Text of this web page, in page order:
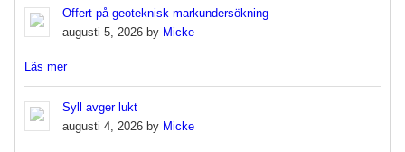
Offert på geoteknisk markundersökning
augusti 5, 2026 by Micke
Läs mer
Syll avger lukt
augusti 4, 2026 by Micke